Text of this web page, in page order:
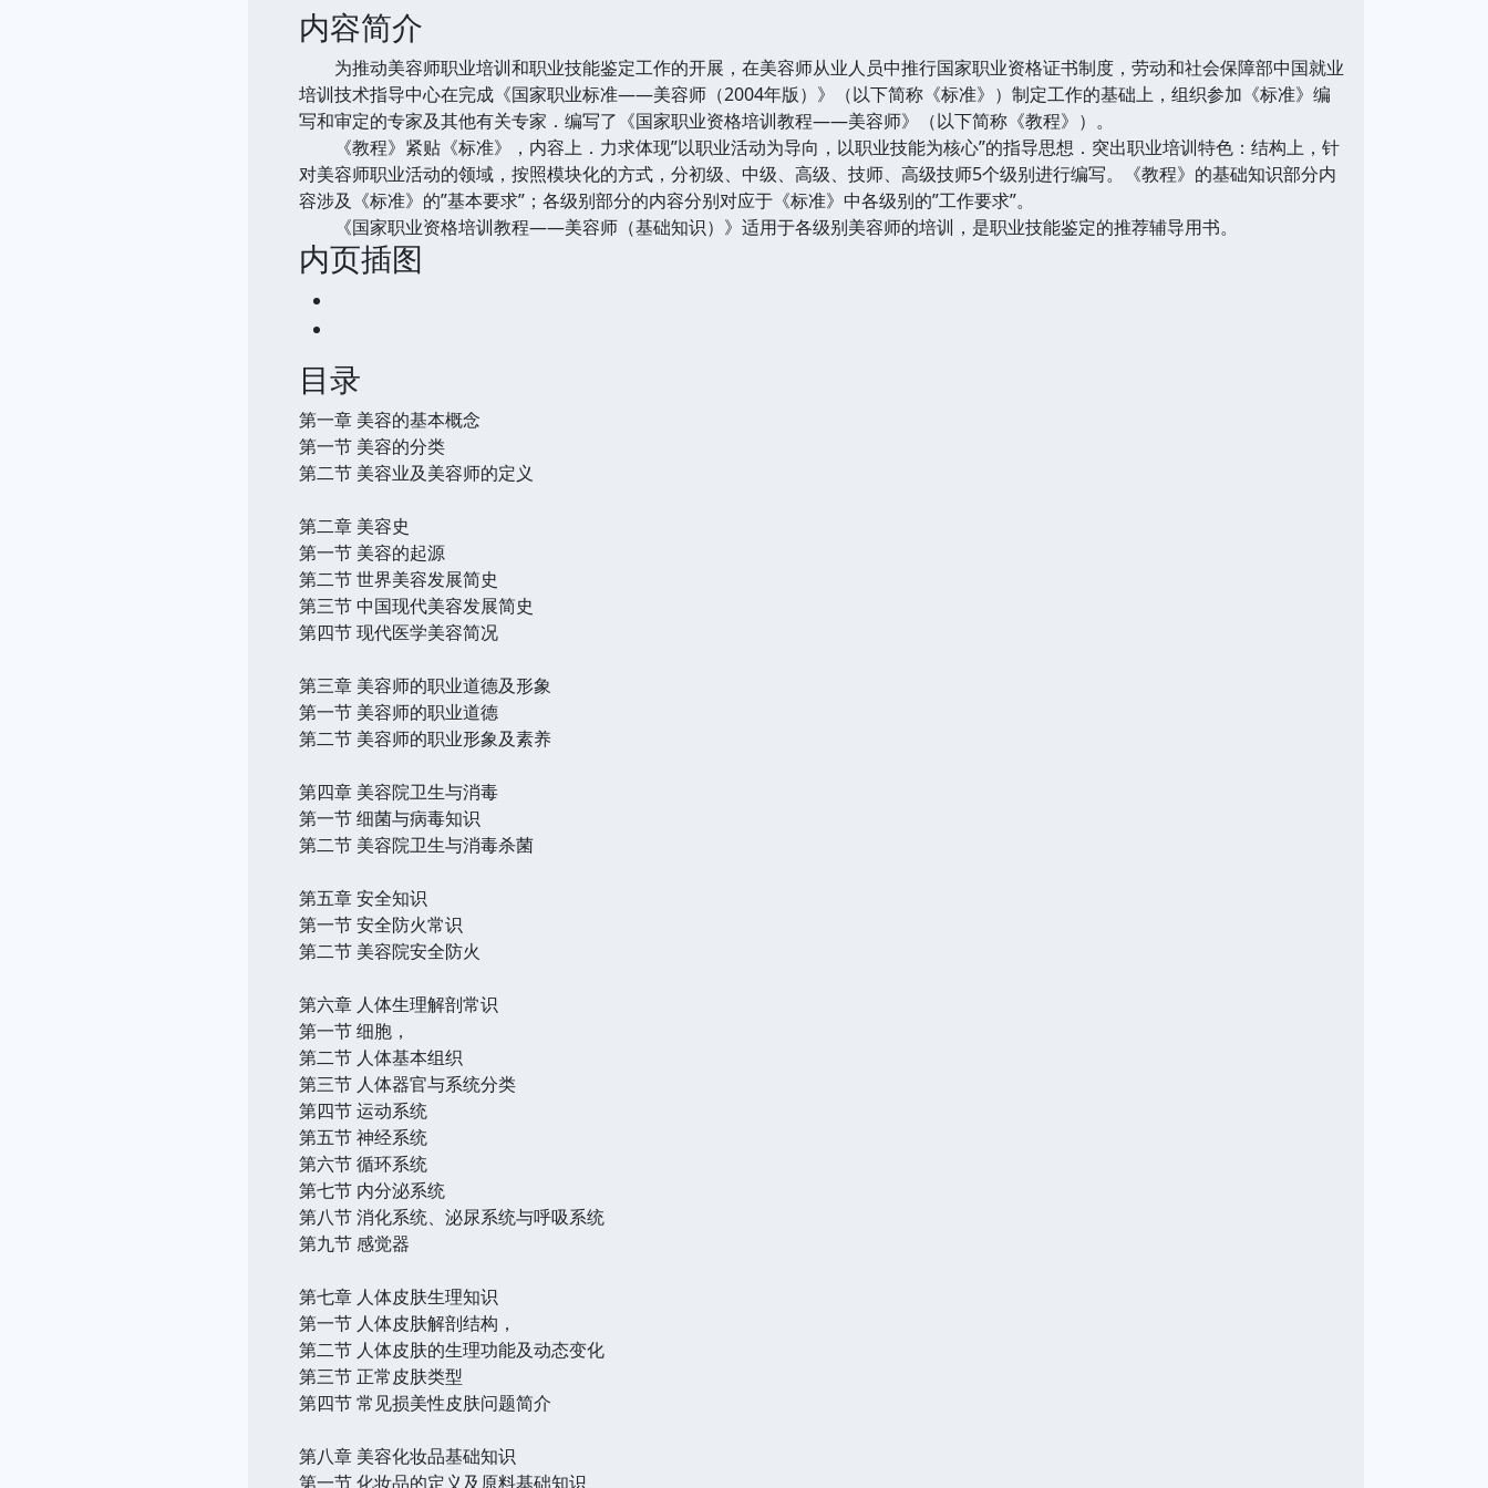
内容简介
为推动美容师职业培训和职业技能鉴定工作的开展，在美容师从业人员中推行国家职业资格证书制度，劳动和社会保障部中国就业
培训技术指导中心在完成《国家职业标准——美容师（2004年版）》（以下简称《标准》）制定工作的基础上，组织参加《标准》编
写和审定的专家及其他有关专家．编写了《国家职业资格培训教程——美容师》（以下简称《教程》）。
《教程》紧贴《标准》，内容上．力求体现”以职业活动为导向，以职业技能为核心”的指导思想．突出职业培训特色：结构上，针
对美容师职业活动的领域，按照模块化的方式，分初级、中级、高级、技师、高级技师5个级别进行编写。《教程》的基础知识部分内
容涉及《标准》的”基本要求”；各级别部分的内容分别对应于《标准》中各级别的”工作要求”。
《国家职业资格培训教程——美容师（基础知识）》适用于各级别美容师的培训，是职业技能鉴定的推荐辅导用书。
内页插图
目录
第一章 美容的基本概念
第一节 美容的分类
第二节 美容业及美容师的定义
第二章 美容史
第一节 美容的起源
第二节 世界美容发展简史
第三节 中国现代美容发展简史
第四节 现代医学美容简况
第三章 美容师的职业道德及形象
第一节 美容师的职业道德
第二节 美容师的职业形象及素养
第四章 美容院卫生与消毒
第一节 细菌与病毒知识
第二节 美容院卫生与消毒杀菌
第五章 安全知识
第一节 安全防火常识
第二节 美容院安全防火
第六章 人体生理解剖常识
第一节 细胞，
第二节 人体基本组织
第三节 人体器官与系统分类
第四节 运动系统
第五节 神经系统
第六节 循环系统
第七节 内分泌系统
第八节 消化系统、泌尿系统与呼吸系统
第九节 感觉器
第七章 人体皮肤生理知识
第一节 人体皮肤解剖结构，
第二节 人体皮肤的生理功能及动态变化
第三节 正常皮肤类型
第四节 常见损美性皮肤问题简介
第八章 美容化妆品基础知识
第一节 化妆品的定义及原料基础知识